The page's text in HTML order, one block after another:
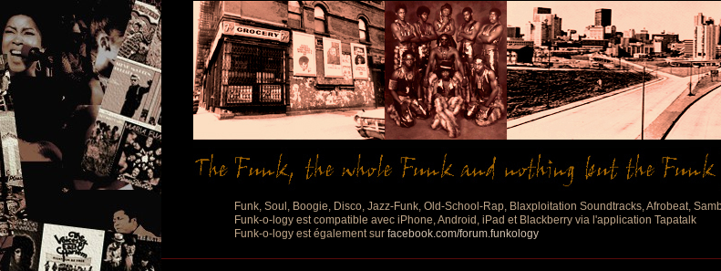
Funk, Soul, Boogie, Disco, Jazz-Funk, Old-School-Rap, Blaxploitation Soundtracks, Afrobeat,
Funk-o-logy est compatible avec iPhone, Android, iPad et Blackberry via l'application Tapatalk
Funk-o-logy est également sur facebook.com/forum.funkology